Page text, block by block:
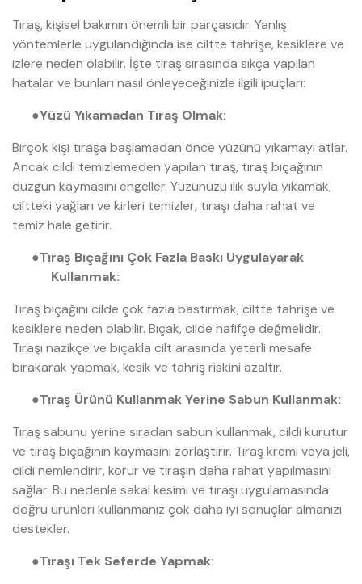
Tıraş, kişisel bakımın önemli bir parçasıdır. Yanlış
yöntemlerle uygulandığında ise ciltte tahrişe, kesiklere ve
izlere neden olabilir. İşte tıraş sırasında sıkça yapılan
hatalar ve bunları nasıl önleyeceğinizle ilgili ipuçları:
●Yüzü Yıkamadan Tıraş Olmak:
Birçok kişi tıraşa başlamadan önce yüzünü yıkamayı atlar.
Ancak cildi temizlemeden yapılan tıraş, tıraş bıçağının
düzgün kaymasını engeller. Yüzünüzü ılık suyla yıkamak,
ciltteki yağları ve kirleri temizler, tıraşı daha rahat ve
temiz hale getirir.
●Tıraş Bıçağını Çok Fazla Baskı Uygulayarak
Kullanmak:
Tıraş bıçağını cilde çok fazla bastırmak, ciltte tahrişe ve
kesiklere neden olabilir. Bıçak, cilde hafifçe değmelidir.
Tıraşı nazikçe ve bıçakla cilt arasında yeterli mesafe
bırakarak yapmak, kesik ve tahriş riskini azaltır.
●Tıraş Ürünü Kullanmak Yerine Sabun Kullanmak:
Tıraş sabunu yerine sıradan sabun kullanmak, cildi kurutur
ve tıraş bıçağının kaymasını zorlaştırır. Tıraş kremi veya jeli,
cildi nemlendirir, korur ve tıraşın daha rahat yapılmasını
sağlar. Bu nedenle sakal kesimi ve tıraşı uygulamasında
doğru ürünleri kullanmanız çok daha iyi sonuçlar almanızı
destekler.
●Tıraşı Tek Seferde Yapmak: